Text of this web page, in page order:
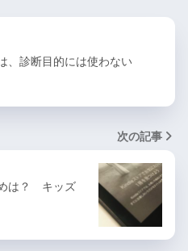
、診断目的には使わない
次の記事
は？ キッズ